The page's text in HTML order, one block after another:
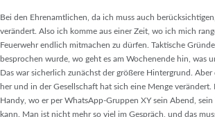
Bei den Ehrenamtlichen, da ich muss auch
verändert. Also ich komme aus einer Zeit, wo ich mich
Feuerwehr endlich mitmachen zu dürfen. Taktische
besprochen wurde, wo geht es am Wochenende hin, was
Das war sicherlich zunächst der größere Hintergrund. Aber
her und in der Gesellschaft hat sich eine Menge verändert.
Handy, wo er per WhatsApp-Gruppen XY sein Abend,
kann. Man ist nicht mehr so viel im Gespräch, und das